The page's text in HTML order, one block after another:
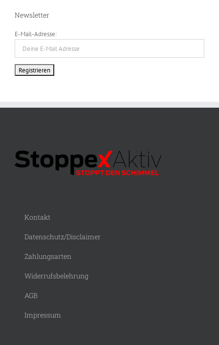
Newsletter
E-Mail-Adresse:
Kontakt
Datenschutz/Disclaimer
Zahlungsarten
Widerrufsbelehrung
AGB
Impressum